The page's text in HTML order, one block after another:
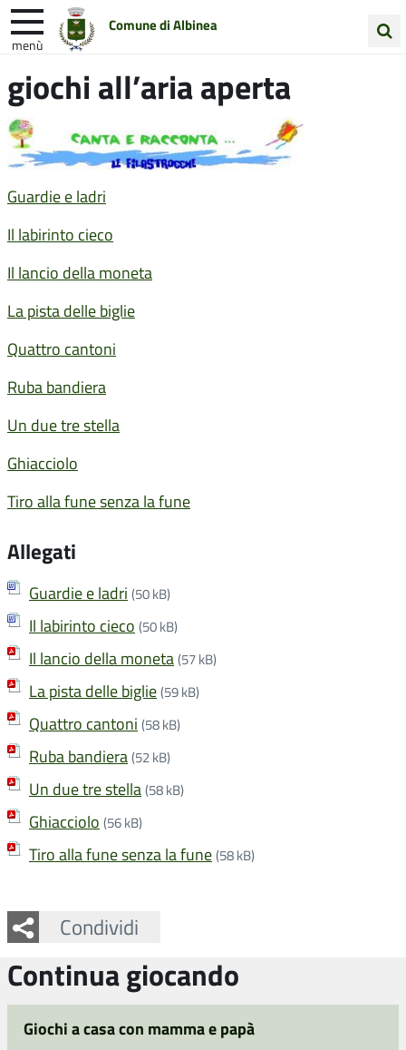
Comune di Albinea
menù
nel
sito
Entra in Comune Vivi Albinea
Unione Colline Matildiche
giochi all’aria aperta
Guardie e ladri
Il labirinto cieco
Il lancio della moneta
La pista delle biglie
Quattro cantoni
Ruba bandiera
Un due tre stella
Ghiacciolo
Tiro alla fune senza la fune
Allegati
Guardie e ladri (50 kB)
Il labirinto cieco (50 kB)
Il lancio della moneta(57 kB)
La pista delle biglie(59 kB)
Quattro cantoni (58 kB)
Ruba bandiera(52 kB)
Un due tre stella(58 kB)
Ghiacciolo (56 kB)
Tiro alla fune senza la fune(58 kB)
Condividi
Facebook
Twitter
Whatsapp
Continua giocando
Giochi a casa con mamma e papà